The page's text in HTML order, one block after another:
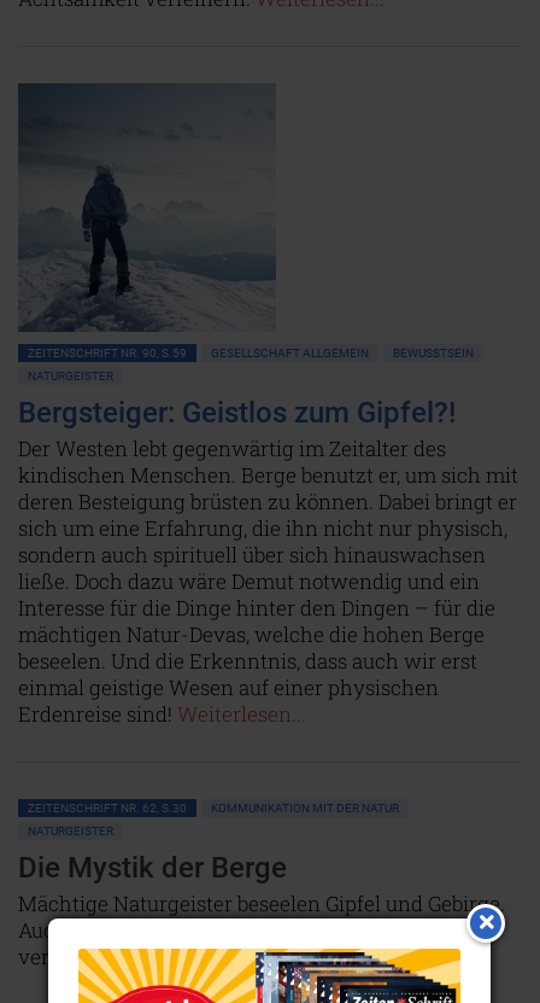
ZEITENSCHRIFT NR. 90, S.59 GESELLSCHAFT ALLGEMEIN
BEWUSSTSEIN
NATURGEISTER
Bergsteiger: Geistlos zum Gipfel?!
Der Westen lebt gegenwärtig im Zeitalter des
kindischen Menschen. Berge benutzt er, um sich mit
deren Besteigung brüsten zu können. Dabei bringt er
sich um eine Erfahrung, die ihn nicht nur physisch,
sondern auch spirituell über sich hinauswachsen
ließe. Doch dazu wäre Demut notwendig und ein
Interesse für die Dinge hinter den Dingen – für die
mächtigen Natur-Devas, welche die hohen Berge
beseelen. Und die Erkenntnis, dass auch wir erst
einmal geistige Wesen auf einer physischen
Erdenreise sind! Weiterlesen...
ZEITENSCHRIFT NR. 62, S.30
KOMMUNIKATION MIT DER NATUR
NATURGEISTER
Die Mystik der Berge
Mächtige Naturgeister beseelen Gipfel und Gebirge.
Auch der Mensch kann sich bewusst mit ihnen
verbinden.
NICHT ONLINE VERFÜGBAR AUSGABE BESTELLEN